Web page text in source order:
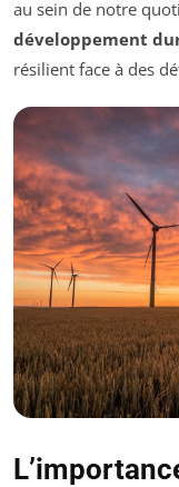
au sein de notre
développement
résilient face à des